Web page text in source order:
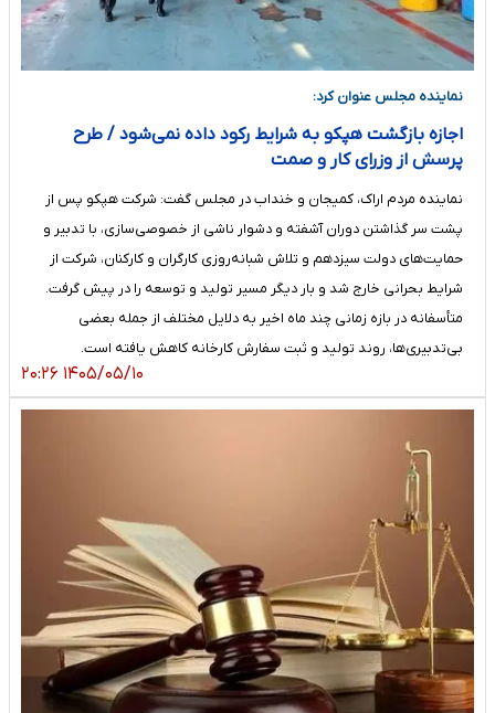
نماینده مجلس عنوان کرد:
اجازه بازگشت هپکو به شرایط رکود داده نمی‌شود / طرح
پرسش از وزرای کار و صمت
نماینده مردم اراک، کمیجان و خنداب در مجلس گفت: شرکت هپکو پس از
پشت سر گذاشتن دوران آشفته و دشوار ناشی از خصوصی‌سازی، با تدبیر و
حمایت‌های دولت سیزدهم و تلاش شبانه‌روزی کارگران و کارکنان، شرکت از
شرایط بحرانی خارج شد و بار دیگر مسیر تولید و توسعه را در پیش گرفت.
متأسفانه در بازه زمانی چند ماه اخیر به دلایل مختلف از جمله بعضی
بی‌تدبیری‌ها، روند تولید و ثبت سفارش کارخانه کاهش یافته است.
۱۴۰۵/۰۵/۱۰ ۲۰:۲۶